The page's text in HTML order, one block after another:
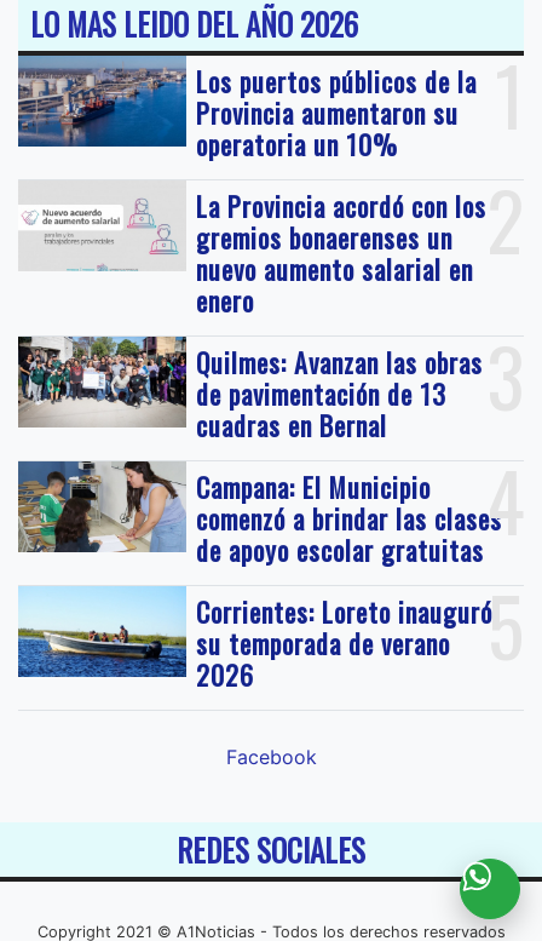
LO MAS LEIDO DEL AÑO 2026
1
Los puertos públicos de la
Provincia aumentaron su
operatoria un 10%
2
La Provincia acordó con los
gremios bonaerenses un
nuevo aumento salarial en
enero
3
Quilmes: Avanzan las obras
de pavimentación de 13
cuadras en Bernal
4
Campana: El Municipio
comenzó a brindar las clases
de apoyo escolar gratuitas
5
Corrientes: Loreto inauguró
su temporada de verano
2026
Facebook
REDES SOCIALES
Copyright 2021 © A1Noticias - Todos los derechos reservados